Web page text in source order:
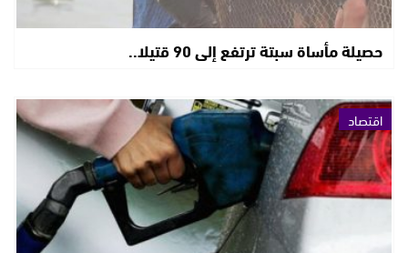
حصيلة مأساة سبتة ترتفع إلى 90 قتيلا..
اقتصاد